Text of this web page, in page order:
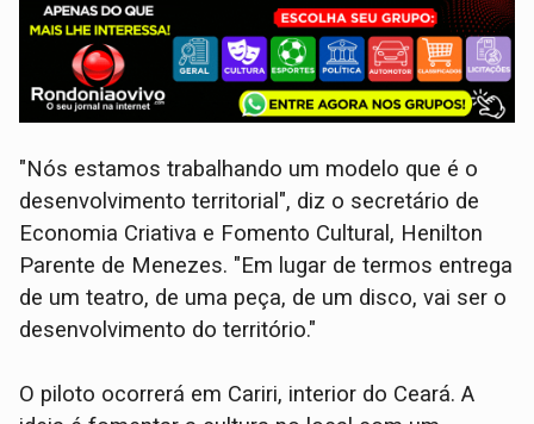
"Nós estamos trabalhando um modelo que é o
desenvolvimento territorial", diz o secretário de
Economia Criativa e Fomento Cultural, Henilton
Parente de Menezes. "Em lugar de termos entrega
de um teatro, de uma peça, de um disco, vai ser o
desenvolvimento do território."
O piloto ocorrerá em Cariri, interior do Ceará. A